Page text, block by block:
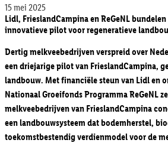
15 mei 2025
Lidl, FrieslandCampina en ReGeNL
innovatieve pilot voor regeneratieve
Dertig melkveebedrijven verspreid over
een driejarige pilot van FrieslandCampina,
landbouw. Met financiële steun van Lidl en
Nationaal Groeifonds Programma ReGeNL
melkveebedrijven van FrieslandCampina
een landbouwsysteem dat bodemherstel,
toekomstbestendig verdienmodel voor de